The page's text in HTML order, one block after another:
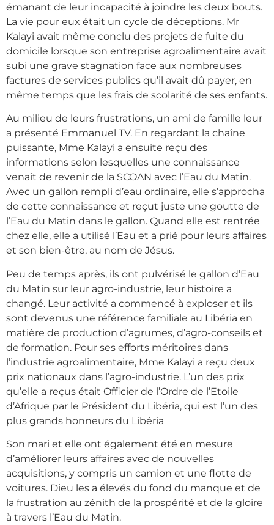
émanant de leur incapacité à joindre les deux bouts.
La vie pour eux était un cycle de déceptions. Mr
Kalayi avait même conclu des projets de fuite du
domicile lorsque son entreprise agroalimentaire avait
subi une grave stagnation face aux nombreuses
factures de services publics qu’il avait dû payer, en
même temps que les frais de scolarité de ses enfants.
Au milieu de leurs frustrations, un ami de famille leur
a présenté Emmanuel TV. En regardant la chaîne
puissante, Mme Kalayi a ensuite reçu des
informations selon lesquelles une connaissance
venait de revenir de la SCOAN avec l’Eau du Matin.
Avec un gallon rempli d’eau ordinaire, elle s’approcha
de cette connaissance et reçut juste une goutte de
l’Eau du Matin dans le gallon. Quand elle est rentrée
chez elle, elle a utilisé l’Eau et a prié pour leurs affaires
et son bien-être, au nom de Jésus.
Peu de temps après, ils ont pulvérisé le gallon d’Eau
du Matin sur leur agro-industrie, leur histoire a
changé. Leur activité a commencé à exploser et ils
sont devenus une référence familiale au Libéria en
matière de production d’agrumes, d’agro-conseils et
de formation. Pour ses efforts méritoires dans
l’industrie agroalimentaire, Mme Kalayi a reçu deux
prix nationaux dans l’agro-industrie. L’un des prix
qu’elle a reçus était Officier de l’Ordre de l’Etoile
d’Afrique par le Président du Libéria, qui est l’un des
plus grands honneurs du Libéria
Son mari et elle ont également été en mesure
d’améliorer leurs affaires avec de nouvelles
acquisitions, y compris un camion et une flotte de
voitures. Dieu les a élevés du fond du manque et de
la frustration au zénith de la prospérité et de la gloire
à travers l’Eau du Matin.